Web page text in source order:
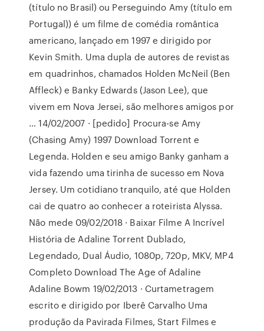
(título no Brasil) ou Perseguindo Amy (título em
Portugal)) é um filme de comédia romântica
americano, lançado em 1997 e dirigido por
Kevin Smith. Uma dupla de autores de revistas
em quadrinhos, chamados Holden McNeil (Ben
Affleck) e Banky Edwards (Jason Lee), que
vivem em Nova Jersei, são melhores amigos por
… 14/02/2007 · [pedido] Procura-se Amy
(Chasing Amy) 1997 Download Torrent e
Legenda. Holden e seu amigo Banky ganham a
vida fazendo uma tirinha de sucesso em Nova
Jersey. Um cotidiano tranquilo, até que Holden
cai de quatro ao conhecer a roteirista Alyssa.
Não mede 09/02/2018 · Baixar Filme A Incrível
História de Adaline Torrent Dublado,
Legendado, Dual Áudio, 1080p, 720p, MKV, MP4
Completo Download The Age of Adaline
Adaline Bowm 19/02/2013 · Curtametragem
escrito e dirigido por Iberê Carvalho Uma
produção da Pavirada Filmes, Start Filmes e